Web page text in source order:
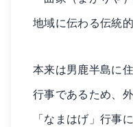
地域に伝わる伝統的
本来は男鹿半島に
行事であるため、
「なまはげ」行事